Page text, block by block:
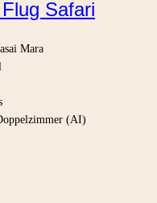
Safari
Mara
(AI)